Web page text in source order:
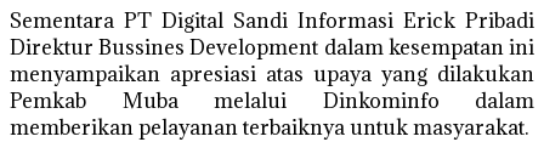
Sementara PT Digital Sandi Informasi Erick Pribadi
Direktur Bussines Development dalam kesempatan ini
menyampaikan apresiasi atas upaya yang dilakukan
Pemkab Muba melalui Dinkominfo dalam
memberikan pelayanan terbaiknya untuk masyarakat.